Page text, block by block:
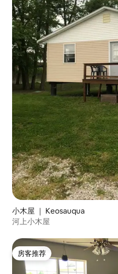
小木屋 ｜ Keosauqua
河上小木屋
房客推荐
房客推荐